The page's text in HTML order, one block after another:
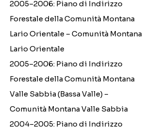
2005–2006: Piano di Indirizzo
Forestale della Comunità Montana
Lario Orientale – Comunità Montana
Lario Orientale
2005–2006: Piano di Indirizzo
Forestale della Comunità Montana
Valle Sabbia (Bassa Valle) –
Comunità Montana Valle Sabbia
2004–2005: Piano di Indirizzo